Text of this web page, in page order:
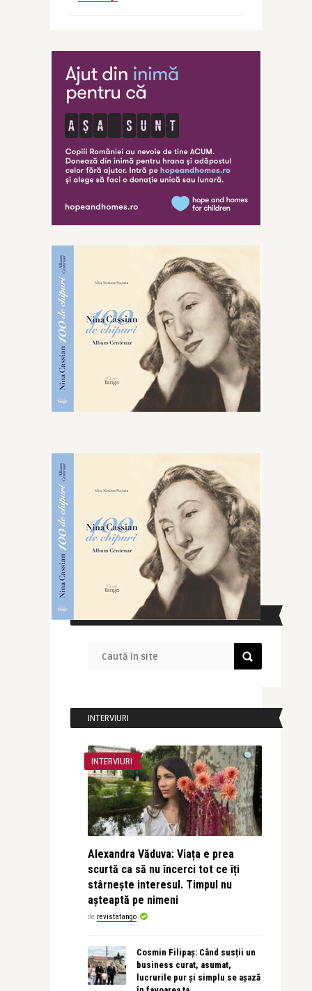
CAUTĂ ÎN SITE
INTERVIURI
INTERVIURI
Alexandra Văduva: Viața e prea
scurtă ca să nu încerci tot ce îți
stârnește interesul. Timpul nu
așteaptă pe nimeni
de revistatango
Cosmin Filipaș: Când susții un
business curat, asumat,
lucrurile pur și simplu se așază